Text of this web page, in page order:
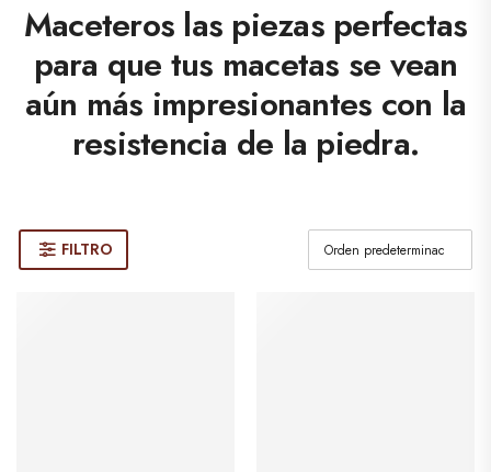
Maceteros las piezas perfectas
para que tus macetas se vean
aún más impresionantes con la
resistencia de la piedra.
FILTRO